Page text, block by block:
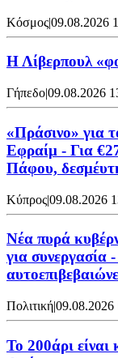
Κόσμος|09.08.2026
Η Λίβερπουλ
Γήπεδο|09.08.2026
«Πράσινο» για
Εφραίμ - Για
Πάφου,
Κύπρος|09.08.2026
Νέα πυρά
για συνεργασία
Πολιτική|09.08.2026
Το 200άρι είναι